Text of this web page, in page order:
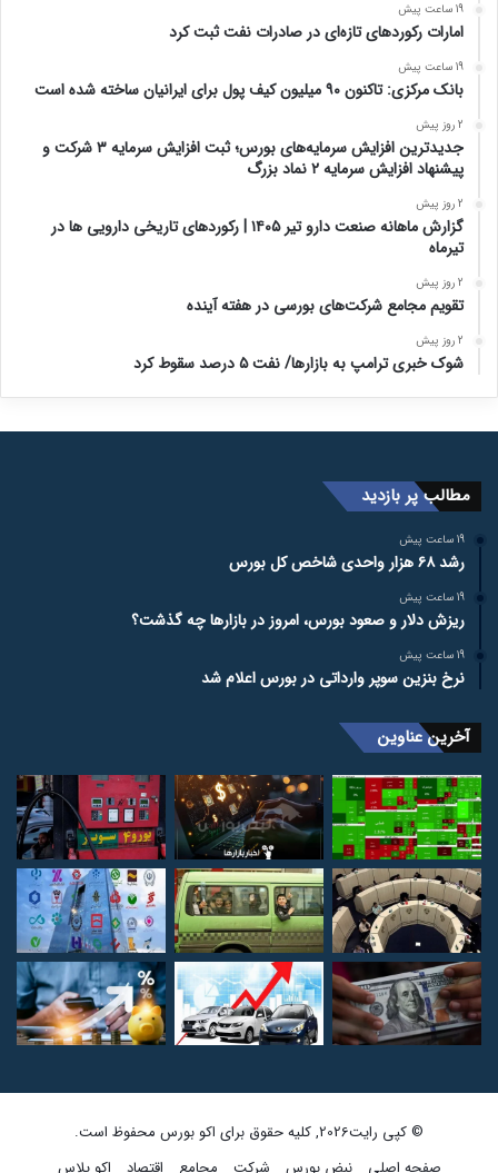
19 ساعت پیش
امارات رکورد‌های تازه‌ای در صادرات نفت ثبت کرد
19 ساعت پیش
بانک مرکزی: تاکنون ۹۰ میلیون کیف پول برای ایرانیان ساخته شده است
2 روز پیش
جدیدترین افزایش سرمایه‌های بورس؛ ثبت افزایش سرمایه ۳ شرکت و
پیشنهاد افزایش سرمایه ۲ نماد بزرگ
2 روز پیش
گزارش ماهانه صنعت دارو تیر ۱۴۰۵ | رکوردهای تاریخی دارویی ها در
تیرماه
2 روز پیش
تقویم مجامع شرکت‌های بورسی در هفته آینده
2 روز پیش
شوک خبری ترامپ به بازارها/ نفت ۵ درصد سقوط کرد
مطالب پر بازدید
19 ساعت پیش
رشد ۶۸ هزار واحدی شاخص کل بورس
19 ساعت پیش
ریزش دلار و صعود بورس، امروز در بازارها چه گذشت؟
19 ساعت پیش
نرخ بنزین سوپر وارداتی در بورس اعلام شد
آخرین عناوین
© کپی رایت2026, کلیه حقوق برای اکو بورس محفوظ است.
صفحه اصلی
نبض بورس شرکت مجامع اقتصاد اکو پلاس